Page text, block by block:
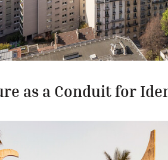
as a Conduit for